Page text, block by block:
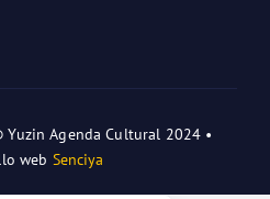
Yuzin Agenda Cultural 2024 •
web Senciya